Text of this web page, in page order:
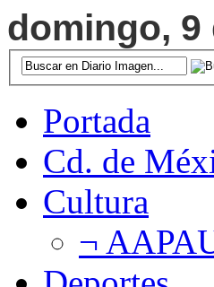
domingo, 9
Portada
Cd. de
Cultura
¬